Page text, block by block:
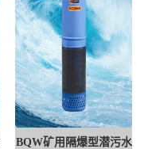
BQW矿用隔爆型潜污水